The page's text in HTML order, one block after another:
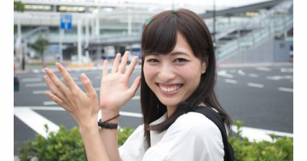
広告掲載について プライバシーポリシー
インフォマティブデータポリシ
ー
お問合せ
利用規約